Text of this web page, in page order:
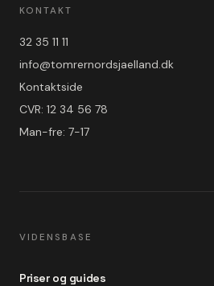
KONTAKT
32 35 11 11
info@tomrernordsjaelland.dk
Kontaktside
CVR: 12 34 56 78
Man-fre: 7-17
VIDENSBASE
Priser og guides